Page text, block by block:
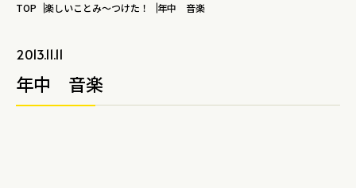
TOP 楽しいことみ～つけた！ 年中 音楽
2013.11.11
年中 音楽